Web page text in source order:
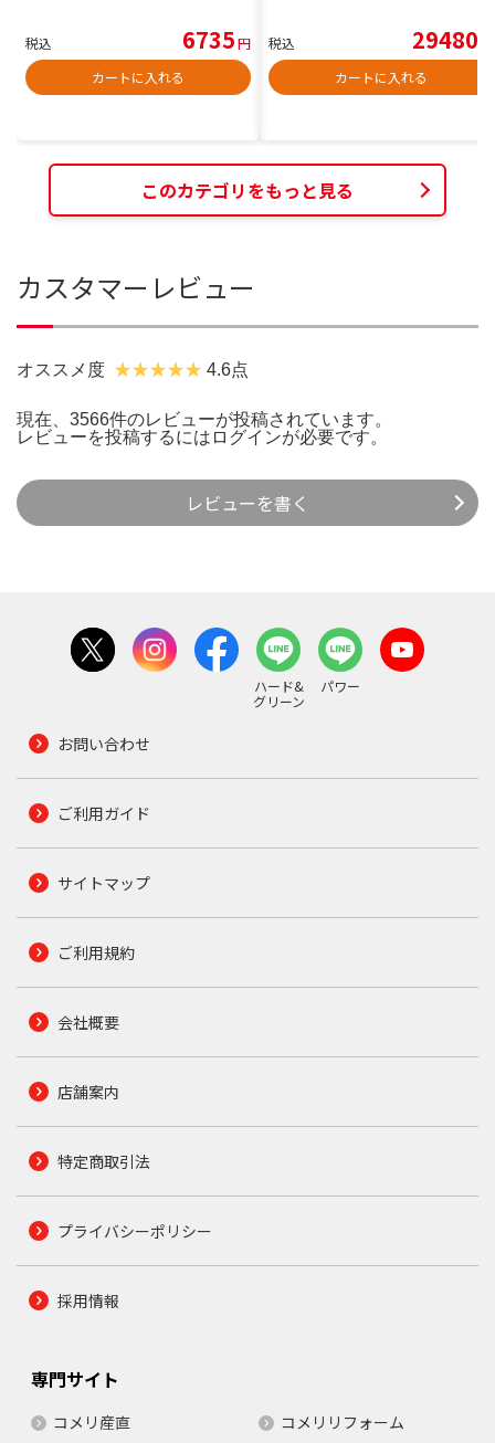
税込 6735円
カートに入れる
税込 29480
カートに入れる
このカテゴリをもっと見る
カスタマーレビュー
オススメ度 4.6点
現在、3566件のレビューが投稿されています。
レビューを投稿するには ログインが必要です。
レビューを書く
ハード&
グリーン
パワー
お問い合わせ
ご利用ガイド
サイトマップ
ご利用規約
会社概要
店舗案内
特定商取引法
プライバシーポリシー
採用情報
専門サイト
コメリ産直 コメリリフォーム